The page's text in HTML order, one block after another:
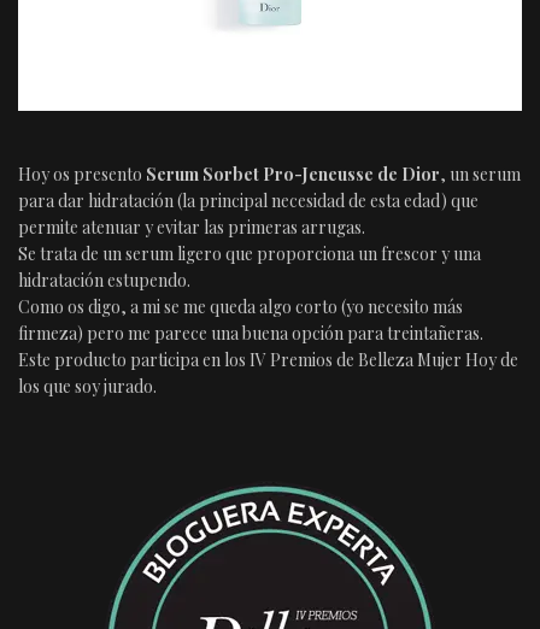
Hoy os presento Serum Sorbet Pro-Jeneusse de Dior, un serum
para dar hidratación (la principal necesidad de esta edad) que
permite atenuar y evitar las primeras arrugas.
Se trata de un serum ligero que proporciona un frescor y una
hidratación estupendo.
Como os digo, a mi se me queda algo corto (yo necesito más
firmeza) pero me parece una buena opción para treintañeras.
Este producto participa en los IV Premios de Belleza Mujer Hoy de
los que soy jurado.